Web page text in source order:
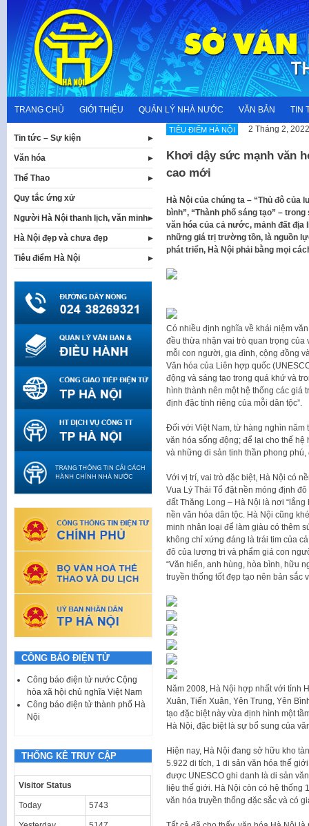
content
TRANG CHỦ GIỚI THIỆU QUẢN LÝ NHÀ NƯỚC VĂN BẢN TIN
TIÊU ĐIỂM HÀ NỘI 2 Tháng 2, 2022
Khơi dậy sức mạnh văn
cao mới
Hà Nội của chúng ta – “Thủ đô của
bình”, “Thành phố sáng tạo” –
văn hóa của cả nước, mảnh đất địa
những giá trị trường tồn, là nguồn
phát triển, Hà Nội phải bằng mọi
Có nhiều định nghĩa về khái niệm
đều thừa nhận vai trò quan trọng
mỗi con người, gia đình, cộng đồng
Văn hóa của Liên hợp quốc
động và sáng tạo trong quá khứ và
hình thành nên một hệ thống các giá
định đặc tính riêng của mỗi dân tộc”.
Đối với Việt Nam, từ hàng nghìn năm
văn hóa sống động; để lại cho thế
và những di sản tinh thần phong phú,
Với vị trí, vai trò đặc biệt, Hà Nội có
Vua Lý Thái Tổ đặt nền móng định
đất Thăng Long – Hà Nội là nơi
nền văn hóa dân tộc. Hà Nội cũng
minh nhân loại để làm giàu có thêm
không chỉ xứng đáng là trái tim của
đô của lương tri và phẩm giá con
“Văn hiến, anh hùng, hòa bình, hữu
truyền thống tốt đẹp tạo nên bản sắc
Năm 2008, Hà Nội hợp nhất với tỉnh
Xuân, Tiến Xuân, Yên Trung, Yên
tạo đặc biệt này vừa định hình một
Hà Nội, đặc biệt là sự bổ sung của
Hiện nay, Hà Nội đang sở hữu kho
5.922 di tích, 1 di sản văn hóa thế
được UNESCO ghi danh là di sản
liệu thế giới. Hà Nội còn có hệ thống
văn hóa truyền thống đặc sắc và có
Tin tức – Sự kiện
Văn hóa
Thể Thao
Quy tắc ứng xử
Người Hà Nội thanh lịch, văn minh
Hà Nội đẹp và chưa đẹp
Tiêu điểm Hà Nội
CÔNG BÁO ĐIỆN TỬ
Công báo điện tử nước Cộng
hòa xã hội chủ nghĩa Việt Nam
Công báo điện tử thành phố Hà
Nội
THỐNG KÊ TRUY CẬP
Visitor Status
Today 5743